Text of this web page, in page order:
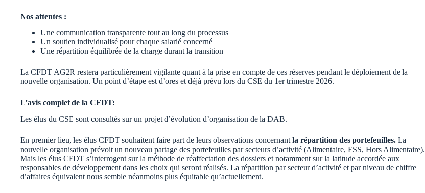
Nos attentes :
Une communication transparente tout au long du processus
Un soutien individualisé pour chaque salarié concerné
Une répartition équilibrée de la charge durant la transition
La CFDT AG2R restera particulièrement vigilante quant à la prise en compte de ces réserves pendant le déploiement de la
nouvelle organisation. Un point d’étape est d’ores et déjà prévu lors du CSE du 1er trimestre 2026.
L’avis complet de la CFDT:
Les élus du CSE sont consultés sur un projet d’évolution d’organisation de la DAB.
En premier lieu, les élus CFDT souhaitent faire part de leurs observations concernant la répartition des portefeuilles. La
nouvelle organisation prévoit un nouveau partage des portefeuilles par secteurs d’activité (Alimentaire, ESS, Hors Alimentaire).
Mais les élus CFDT s’interrogent sur la méthode de réaffectation des dossiers et notamment sur la latitude accordée aux
responsables de développement dans les choix qui seront réalisés. La répartition par secteur d’activité et par niveau de chiffre
d’affaires équivalent nous semble néanmoins plus équitable qu’actuellement.